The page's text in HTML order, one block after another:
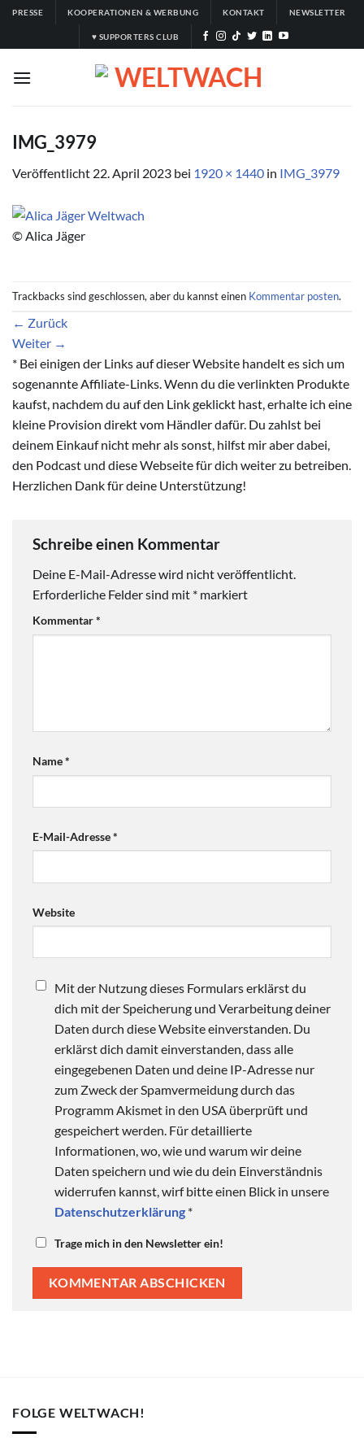
Zum
springen
PRESSE KOOPERATIONEN & WERBUNG KONTAKT NEWSLETTER
♥ SUPPORTERS CLUB
IMG_3979
Veröffentlicht 22. April 2023 bei 1920 × 1440 in IMG_3979
© Alica Jäger
Trackbacks sind geschlossen, aber du kannst einen Kommentar posten.
← Zurück
Weiter →
* Bei einigen der Links auf dieser Website handelt es sich um
sogenannte Affiliate-Links. Wenn du die verlinkten Produkte
kaufst, nachdem du auf den Link geklickt hast, erhalte ich eine
kleine Provision direkt vom Händler dafür. Du zahlst bei
deinem Einkauf nicht mehr als sonst, hilfst mir aber dabei,
den Podcast und diese Webseite für dich weiter zu betreiben.
Herzlichen Dank für deine Unterstützung!
Schreibe einen Kommentar
Deine E-Mail-Adresse wird nicht veröffentlicht.
Erforderliche Felder sind mit * markiert
Kommentar*
Name*
E-Mail-Adresse*
Website
Mit der Nutzung dieses Formulars erklärst du
dich mit der Speicherung und Verarbeitung deiner
Daten durch diese Website einverstanden. Du
erklärst dich damit einverstanden, dass alle
eingegebenen Daten und deine IP-Adresse nur
zum Zweck der Spamvermeidung durch das
Programm Akismet in den USA überprüft und
gespeichert werden. Für detaillierte
Informationen, wo, wie und warum wir deine
Daten speichern und wie du dein Einverständnis
widerrufen kannst, wirf bitte einen Blick in unsere
Datenschutzerklärung *
Trage mich in den Newsletter ein!
FOLGE WELTWACH!